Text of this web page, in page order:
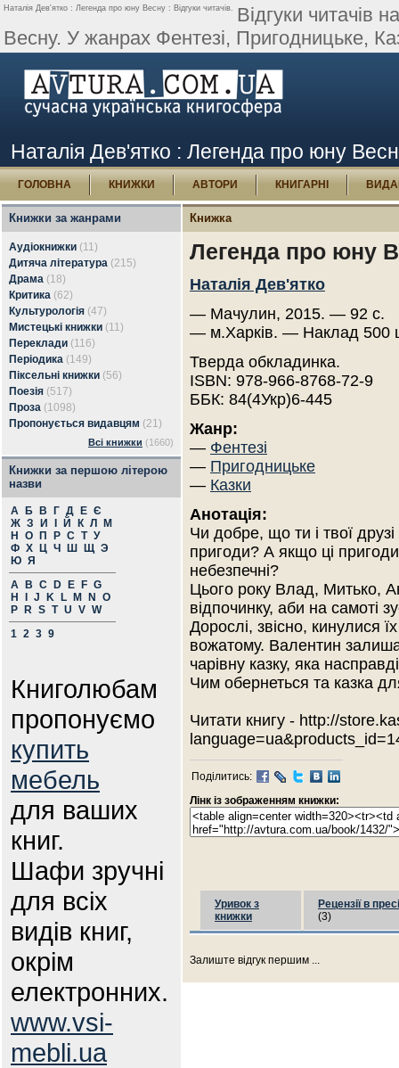
Наталія Дев'ятко : Легенда про юну Весну : Відгуки читачів. Відгуки читачів
Весну. У жанрах Фентезі, Пригодницьке,
Наталія Дев'ятко : Легенда про юну
ГОЛОВНА КНИЖКИ АВТОРИ КНИГАРНІ
Книжки за жанрами
Аудіокнижки (11)
Дитяча література (215)
Драма (18)
Критика (62)
Культурологія (47)
Мистецькі книжки (11)
Переклади (116)
Періодика (149)
Піксельні книжки (56)
Поезія (517)
Проза (1098)
Пропонується видавцям (21)
Всі книжки (1660)
Книжки за першою літерою
назви
А Б В Г Д Е Є
Ж З И Й К Л
М
Н
О П Р С Т У
Ф Х Ц Ч Ш Щ Э
Ю Я
A
B C D E F G
H
J K L M N
O
P
R S T U V W
1 2 3 9
Книголюбам
пропонуємо
купить
мебель
для ваших
книг.
Шафи зручні
для всіх
видів книг,
окрім
електронних.
www.vsi-
mebli.ua
Книжка
Легенда про юну
Наталія Дев'ятко
— Мачулин, 2015. — 92 с.
— м.Харків. — Наклад 500
Тверда обкладинка.
ISBN: 978-966-8768-72-9
ББК: 84(4Укр)6-445
Жанр:
— Фентезі
— Пригодницьке
— Казки
Анотація:
Чи добре, що ти і твої
пригоди? А якщо ці пригоди
небезпечні?
Цього року Влад, Митько,
відпочинку, аби на самоті
Дорослі, звісно, кинулися
вожатому. Валентин
чарівну казку, яка
Чим обернеться та казка
Читати книгу - http://
Поділитись:
Лінк із зображенням книжки:
Уривок з
книжки
Рецензії в пресі
(3)
Залиште відгук першим ...